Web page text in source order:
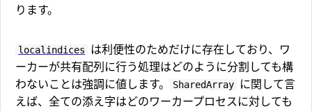
ります。
localindices
は利便性のためだけに存在しており、ワ
ーカーが共有配列に行う処理はどのように分割しても構
わないことは強調に値します。
SharedArray
に関して言
えば、全ての添え字はどのワーカープロセスに対しても